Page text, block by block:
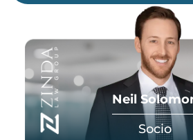
Neil
Socio